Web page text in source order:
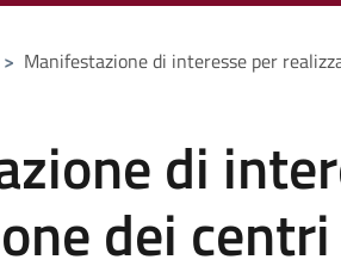
> Manifestazione di interesse per
di
dei